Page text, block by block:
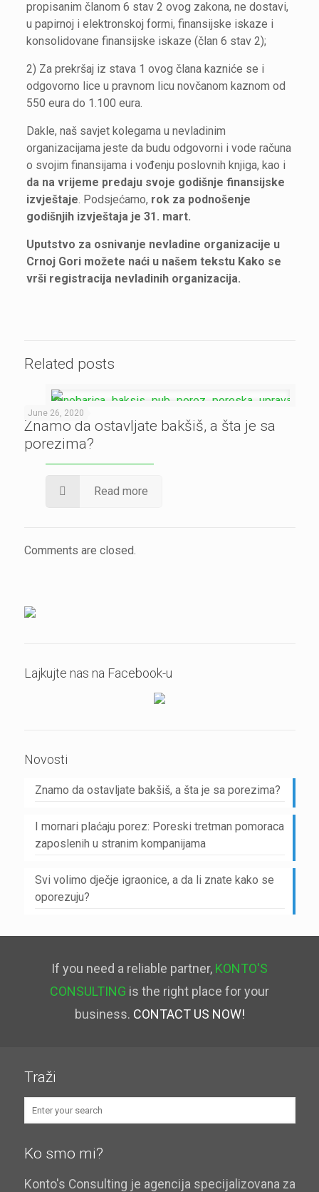
propisanim članom 6 stav 2 ovog zakona, ne dostavi,
u papirnoj i elektronskoj formi, finansijske iskaze i
konsolidovane finansijske iskaze (član 6 stav 2);
2) Za prekršaj iz stava 1 ovog člana kazniće se i
odgovorno lice u pravnom licu novčanom kaznom od
550 eura do 1.100 eura.
Dakle, naš savjet kolegama u nevladinim
organizacijama jeste da budu odgovorni i vode računa
o svojim finansijama i vođenju poslovnih knjiga, kao i
da na vrijeme predaju svoje godišnje finansijske
izvještaje. Podsjećamo, rok za podnošenje
godišnjih izvještaja je 31. mart.
Uputstvo za osnivanje nevladine organizacije u
Crnoj Gori možete naći u našem tekstu Kako se
vrši registracija nevladinih organizacija.
Related posts
June 26, 2020
Znamo da ostavljate bakšiš, a šta je sa
porezima?
Read more
Comments are closed.
Lajkujte nas na Facebook-u
Novosti
Znamo da ostavljate bakšiš, a šta je sa porezima?
I mornari plaćaju porez: Poreski tretman pomoraca
zaposlenih u stranim kompanijama
Svi volimo dječje igraonice, a da li znate kako se
oporezuju?
If you need a reliable partner, KONTO'S
CONSULTING is the right place for your
business. CONTACT US NOW!
Traži
Ko smo mi?
Konto's Consulting je agencija specijalizovana za